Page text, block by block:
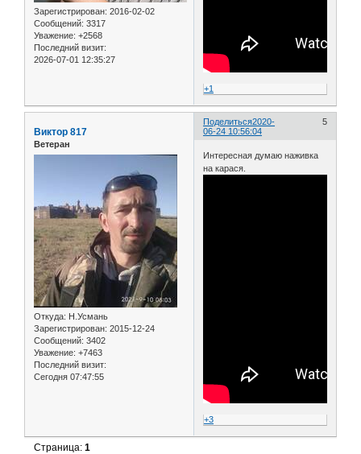
Зарегистрирован: 2016-02-02
Сообщений: 3317
Уважение: +2568
Последний визит:
2026-07-01 12:35:27
+1
Поделиться 5
2020-
06-24 10:56:04
Виктор 817
Ветеран
Откуда: Н.Усмань
Зарегистрирован: 2015-12-24
Сообщений: 3402
Уважение: +7463
Последний визит:
Сегодня 07:47:55
Интересная думаю наживка
на карася.
+3
Страница:1